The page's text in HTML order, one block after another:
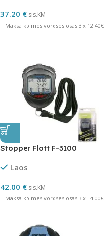
37.20 € sis.KM
Maksa kolmes võrdses osas 3 x 12.40€
Stopper Flott F-3100
Laos
42.00 € sis.KM
Maksa kolmes võrdses osas 3 x 14.00€